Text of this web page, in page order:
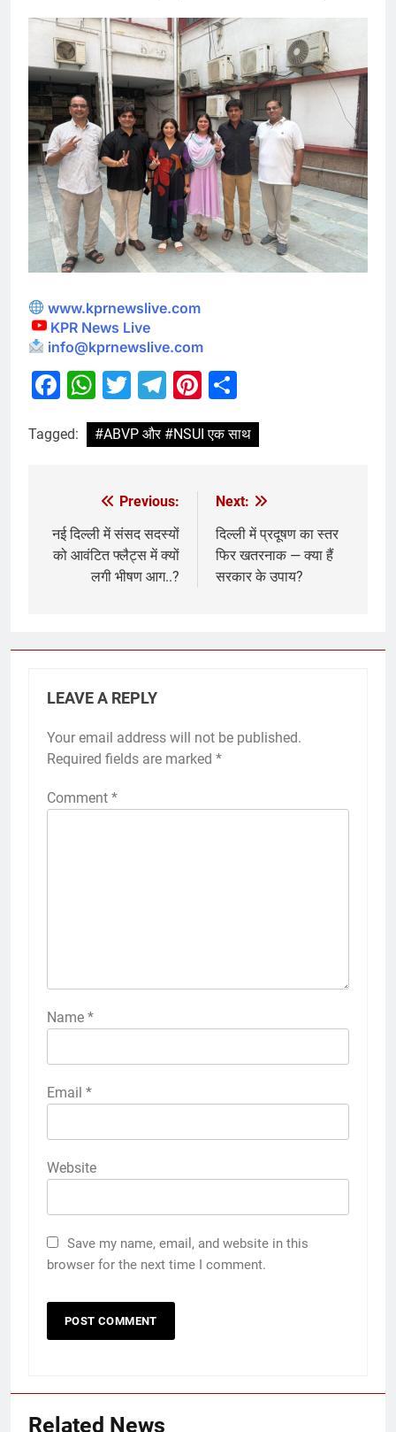
www.kprnewslive.com
KPR News Live
info@kprnewslive.com
Facebook
WhatsApp
Twitter
Telegram
Pinterest
Tagged: #ABVP और #NSUI एक साथ
Previous:
नई दिल्ली में संसद सदस्यों
को आवंटित फ्लैट्स में क्यों
लगी भीषण आग..?
Next:
दिल्ली में प्रदूषण का स्तर
फिर खतरनाक — क्या हैं
सरकार के उपाय?
LEAVE A REPLY
Your email address will not be published.
Required fields are marked *
Comment *
Name *
Email *
Website
Save my name, email, and website in this
browser for the next time I comment.
Related News